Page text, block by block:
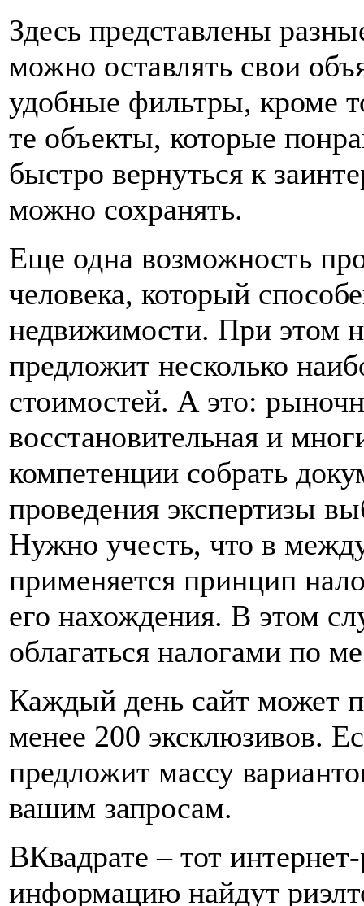
Здесь представлены
можно оставлять свои
удобные фильтры, кроме
те объекты, которые
быстро вернуться к
можно сохранять.
Еще одна возможность
человека, который
недвижимости. При этом
предложит несколько
стоимостей. А это:
восстановительная и
компетенции собрать
проведения экспертизы
Нужно учесть, что в
применяется принцип
его нахождения. В этом
облагаться налогами по
Каждый день сайт может
менее 200 эксклюзивов.
предложит массу
вашим запросам.
ВКвадрате – тот
информацию найдут